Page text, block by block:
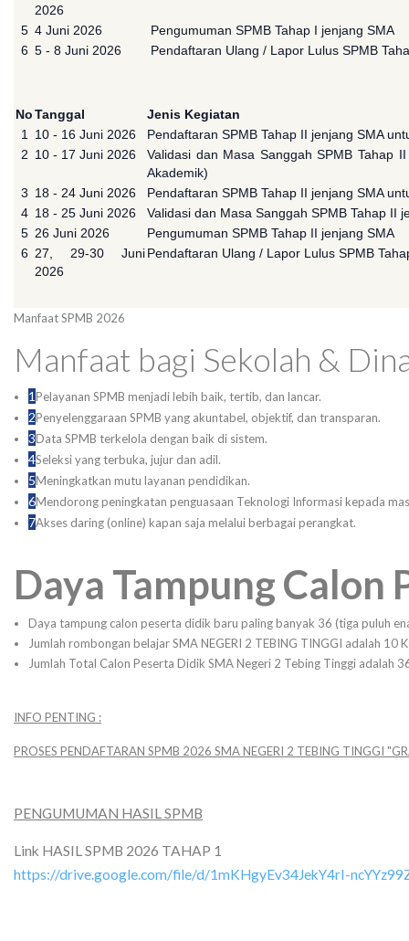
2026
5 4 Juni 2026
Pengumuman SPMB Tahap I jenjang SMA
6 5 - 8 Juni 2026 Pendaftaran Ulang / Lapor Lulus SPMB
NoTanggal
Jenis Kegiatan
1
10 - 16 Juni 2026
Pendaftaran SPMB Tahap II jenjang SMA
2 10 - 17 Juni 2026
Validasi dan Masa Sanggah SPMB Tahap
Akademik)
3 18 - 24 Juni 2026
Pendaftaran SPMB Tahap II jenjang SMA
4 18 - 25 Juni 2026
Validasi dan Masa Sanggah SPMB Tahap II
5 26 Juni 2026
Pengumuman SPMB Tahap II jenjang SMA
6 27, 29-30 Juni
2026
Pendaftaran Ulang / Lapor Lulus SPMB
Manfaat SPMB 2026
Manfaat bagi Sekolah &
1Pelayanan SPMB menjadi lebih baik, tertib, dan lancar.
2Penyelenggaraan SPMB yang akuntabel, objektif, dan transparan.
3Data SPMB terkelola dengan baik di sistem.
4Seleksi yang terbuka, jujur dan adil.
5Meningkatkan mutu layanan pendidikan.
6Mendorong peningkatan penguasaan Teknologi Informasi kepada
7Akses daring (online) kapan saja melalui berbagai perangkat.
Daya Tampung Calon
Daya tampung calon peserta didik baru paling banyak 36 (tiga puluh
Jumlah rombongan belajar SMA NEGERI 2 TEBING TINGGI adalah 10
Jumlah Total Calon Peserta Didik SMA Negeri 2 Tebing Tinggi adalah
INFO PENTING :
PROSES PENDAFTARAN SPMB 2026 SMA NEGERI 2 TEBING TINGGI
PENGUMUMAN HASIL SPMB
Link HASIL SPMB 2026 TAHAP 1
https://drive.google.com/file/d/1mKHgyEv34JekY4rI-